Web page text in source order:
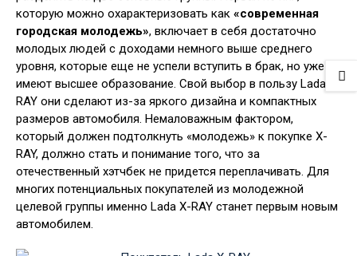
которую можно охарактеризовать как «современная
городская молодежь», включает в себя достаточно
молодых людей с доходами немного выше среднего
уровня, которые еще не успели вступить в брак, но уже
имеют высшее образование. Свой выбор в пользу Lada X-
RAY они сделают из-за яркого дизайна и компактных
размеров автомобиля. Немаловажным фактором,
который должен подтолкнуть «молодежь» к покупке X-
RAY, должно стать и понимание того, что за
отечественный хэтчбек не придется переплачивать. Для
многих потенциальных покупателей из молодежной
целевой группы именно Lada X-RAY станет первым новым
автомобилем.